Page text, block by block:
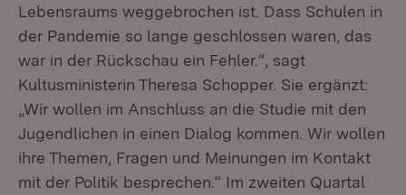
Lebensraums weggebrochen ist. Dass Schulen in
der Pandemie so lange geschlossen waren, das
war in der Rückschau ein Fehler.“, sagt
Kultusministerin Theresa Schopper. Sie ergänzt:
„Wir wollen im Anschluss an die Studie mit den
Jugendlichen in einen Dialog kommen. Wir wollen
ihre Themen, Fragen und Meinungen im Kontakt
mit der Politik besprechen.“ Im zweiten Quartal